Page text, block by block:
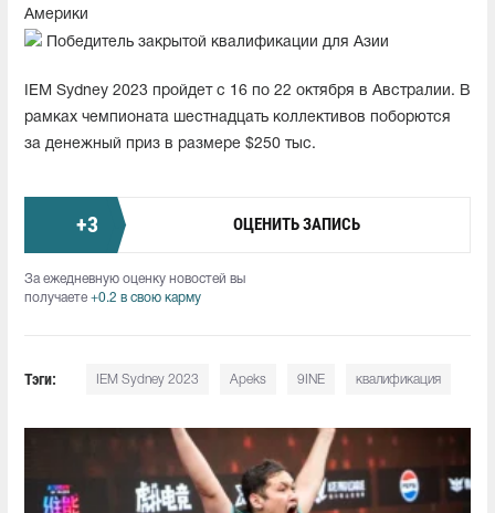
Америки
Победитель закрытой квалификации для Азии
IEM Sydney 2023 пройдет с 16 по 22 октября в Австралии. В
рамках чемпионата шестнадцать коллективов поборются
за денежный приз в размере $250 тыс.
+3 ОЦЕНИТЬ ЗАПИСЬ
За ежедневную оценку новостей вы
получаете +0.2 в свою карму
Тэги: IEM Sydney 2023 Apeks 9INE квалификация